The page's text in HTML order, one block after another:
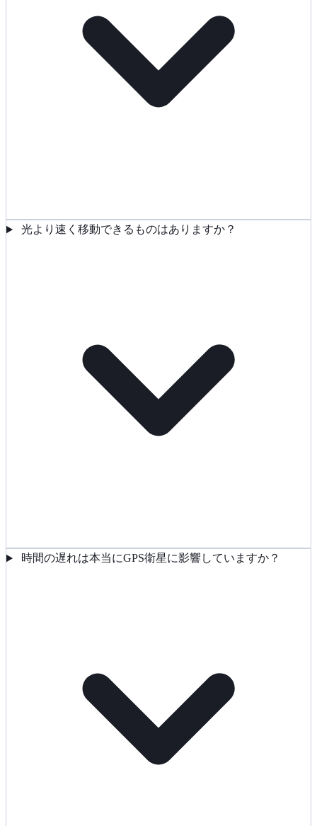
光より速く移動できるものはありますか？
時間の遅れは本当にGPS衛星に影響していますか？